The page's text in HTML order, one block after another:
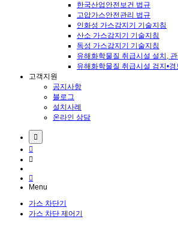
한국산업안전보건 법규
고압가스안전관리 법규
인화성 가스감지기 기술지침
산소 가스감지기 기술지침
독성 가스감지기 기술지침
유해화학물질 취급시설 설치,
유해화학물질 취급시설 검지•
고객지원
공지사항
블로그
설치사례
온라인 상담
Menu
가스 차단기
가스 차단 제어기